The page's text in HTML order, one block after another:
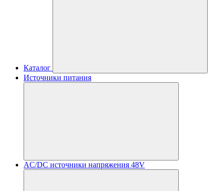
Каталог
Источники питания
AC/DC источники напряжения 48V